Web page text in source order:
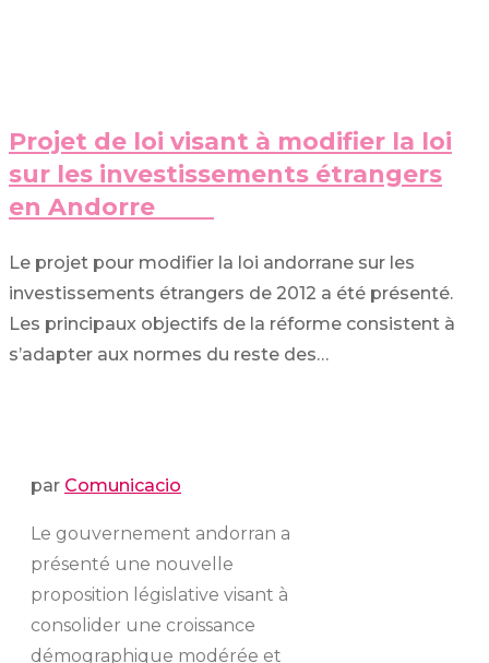
Projet de loi visant à modifier la loi
sur les investissements étrangers
en Andorre
Le projet pour modifier la loi andorrane sur les
investissements étrangers de 2012 a été présenté.
Les principaux objectifs de la réforme consistent à
s’adapter aux normes du reste des…
par Comunicacio
Le gouvernement andorran a
présenté une nouvelle
proposition législative visant à
consolider une croissance
démographique modérée et